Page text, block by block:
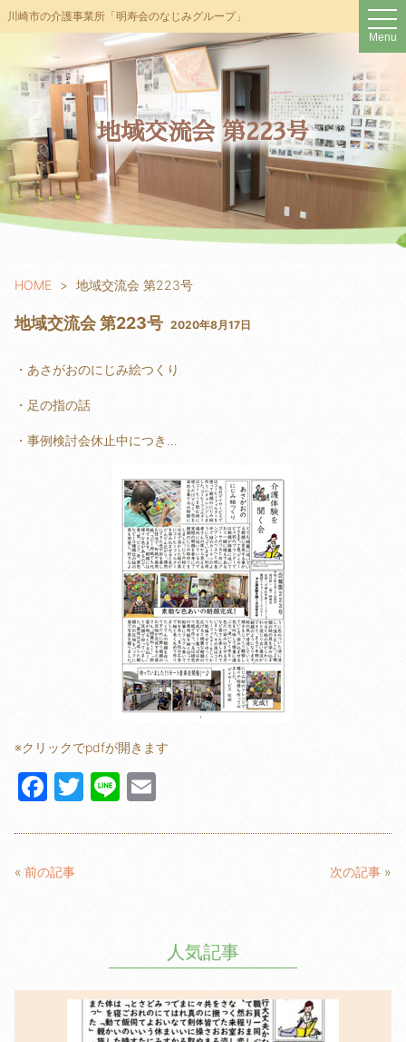
t
o
g
g
n
a
v
i
g
a
t
Menu
川崎市の介護事業所「明寿会のなじみグループ」
地域交流会 第223号
HOME 地域交流会 第223号
地域交流会 第223号 2020年8月17日
・あさがおのにじみ絵つくり
・足の指の話
・事例検討会休止中につき…
※クリックでpdfが開きます
F
c
e
k
T
itt
Li
e ail
« 前の記事 次の記事 »
人気記事